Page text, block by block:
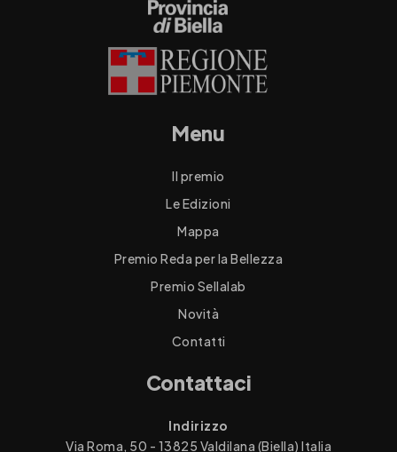
Menu
Il premio
Le Edizioni
Mappa
Premio Reda per la Bellezza
Premio Sellalab
Novità
Contatti
Contattaci
Indirizzo
Via Roma, 50 - 13825 Valdilana (Biella) Italia